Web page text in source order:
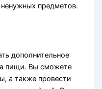
предметов.
дополнительное
пищи. Вы сможете
а также провести